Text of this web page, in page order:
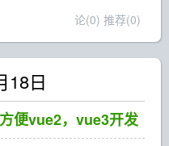
论(0) 推荐(0)
18日
便vue2，vue3开发